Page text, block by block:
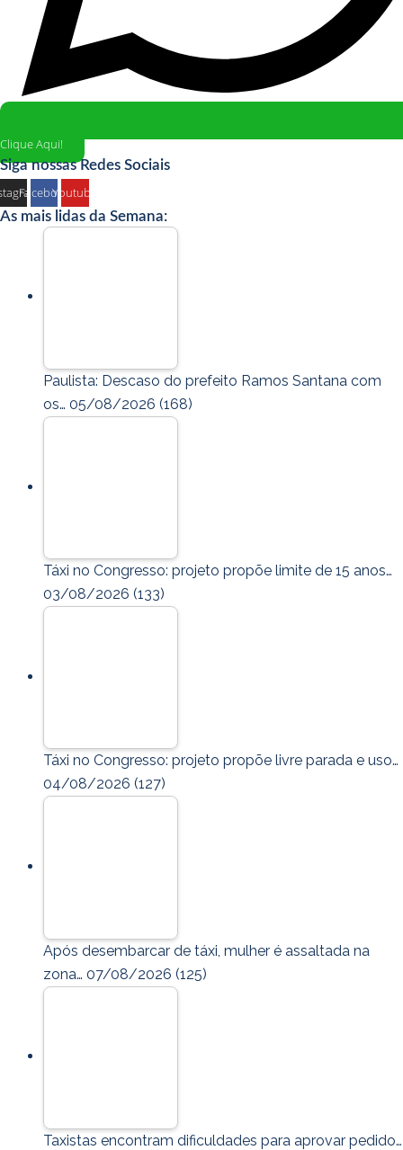
Clique Aqui!
Siga nossas Redes Sociais
FacebookYoutube
As mais lidas da Semana:
Paulista: Descaso do prefeito Ramos Santana com
os… 05/08/2026 (168)
Táxi no Congresso: projeto propõe limite de 15 anos…
03/08/2026 (133)
Táxi no Congresso: projeto propõe livre parada e uso…
04/08/2026 (127)
Após desembarcar de táxi, mulher é assaltada na
zona… 07/08/2026 (125)
Taxistas encontram dificuldades para aprovar pedido…